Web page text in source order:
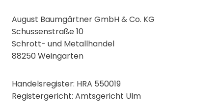
August Baumgärtner GmbH & Co. KG
Schussenstraße 10
Schrott- und Metallhandel
88250 Weingarten
Handelsregister: HRA 550019
Registergericht: Amtsgericht Ulm